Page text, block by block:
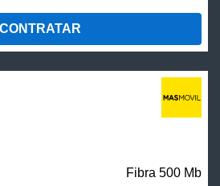
CONTRATAR
Fibra 500 Mb